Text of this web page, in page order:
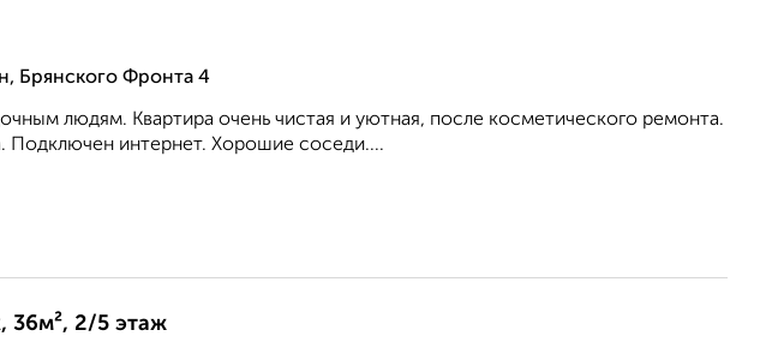
Брянского Фронта 4
людям. Квартира очень чистая и уютная, после косметического ремонта.
Подключен интернет. Хорошие соседи....
36м², 2/5 этаж